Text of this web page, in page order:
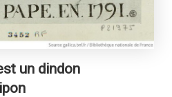
un dindon